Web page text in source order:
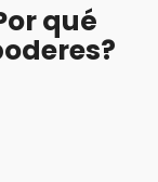
qué